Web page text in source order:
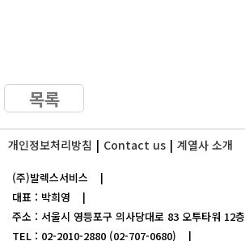
목록
개인정보처리방침 Contact us 계열사 소개
(주)발렉스서비스
|
대표 : 박희영
|
주소 : 서울시 영등포구 의사당대로 83 오투타워 12층
TEL : 02-2010-2880 (02-707-0680)
|